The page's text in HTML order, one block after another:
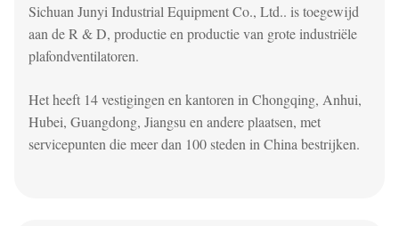
Sichuan Junyi Industrial Equipment Co., Ltd.. is toegewijd
aan de R & D, productie en productie van grote industriële
plafondventilatoren.
Het heeft 14 vestigingen en kantoren in Chongqing, Anhui,
Hubei, Guangdong, Jiangsu en andere plaatsen, met
servicepunten die meer dan 100 steden in China bestrijken.